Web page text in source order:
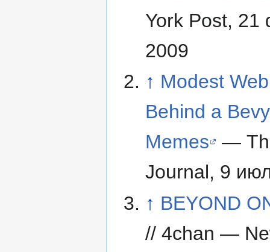
York Post, 21
2009
↑ Modest
Behind a
Memes
—
Journal, 9
↑ BEYOND
// 4chan —